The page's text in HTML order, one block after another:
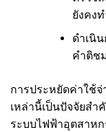
ยังคง
ดำเนิ
คำติช
การประหยัดค่าใช้จ่
เหล่านี้เป็นปัจจัยส
ระบบไฟฟ้าอุตสาหก